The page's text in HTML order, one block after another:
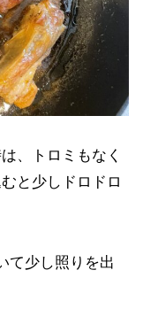
、トロミもなく
と少しドロドロ
て少し照りを出